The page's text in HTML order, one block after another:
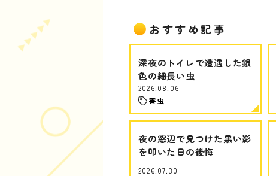
おすすめ記事
深夜のトイレで遭遇した銀
色の細長い虫
2026.08.06
害虫
夜の窓辺で見つけた黒い影
を叩いた日の後悔
2026.07.30